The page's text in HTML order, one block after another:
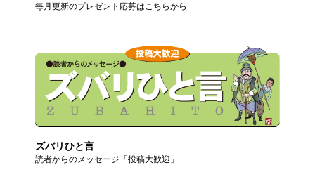
毎月更新のプレゼント応募はこちらから
ズバリひと言
読者からのメッセージ「投稿大歓迎」